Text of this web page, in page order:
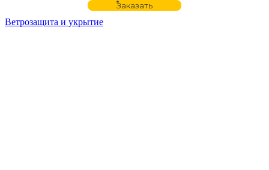
Заказать
Ветрозащита и укрытие